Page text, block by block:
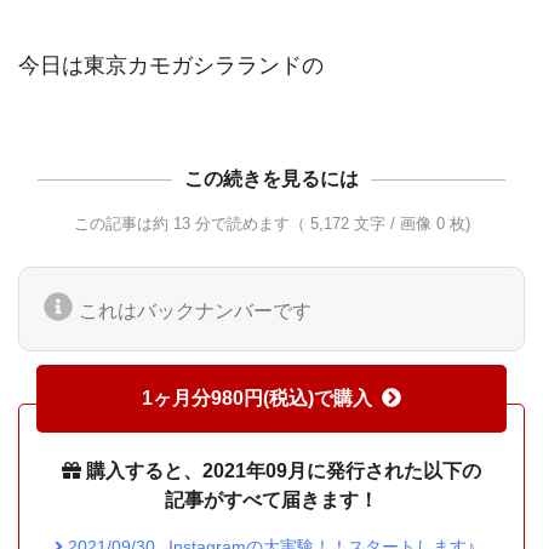
この続きを見るには
この記事は約 13 分で読めます（ 5,172 文字 / 画像 0 枚)
これはバックナンバーです
1ヶ月分980円(税込)で購入
購入すると、2021年09月に発行された以下の
記事がすべて届きます！